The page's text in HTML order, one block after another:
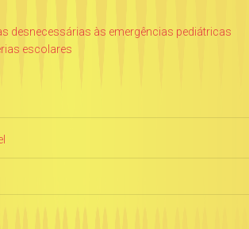
desnecessárias às emergências pediátricas
escolares